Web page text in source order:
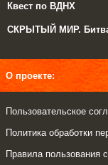
Квест по ВДНХ
СКРЫТЫЙ МИР.
О проекте:
Пользовательское
Политика обработки
Правила пользования